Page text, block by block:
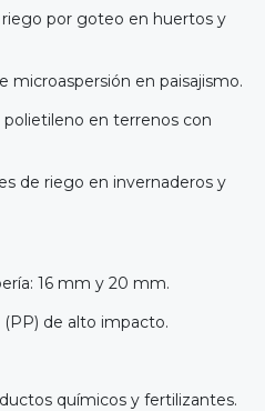
riego por goteo en huertos y
microaspersión en paisajismo.
en terrenos con
de riego en invernaderos y
16 mm y 20 mm.
de alto impacto.
químicos y fertilizantes.